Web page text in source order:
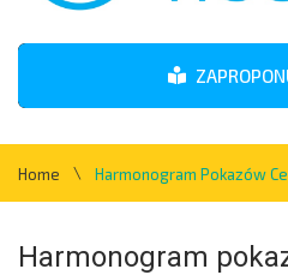
Home \ Harmonogram Pokazów
Harmonogram